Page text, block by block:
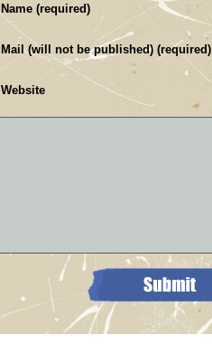
Name (required)
Mail (will not be published) (required)
Website